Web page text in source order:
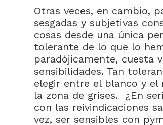
Otras veces, en cambio,
sesgadas y subjetivas
cosas desde una única
tolerante de lo que lo
paradójicamente, cuesta
sensibilidades. Tan
elegir entre el blanco y
la zona de grises. ¿En
con las reivindicaciones
vez, ser sensibles con